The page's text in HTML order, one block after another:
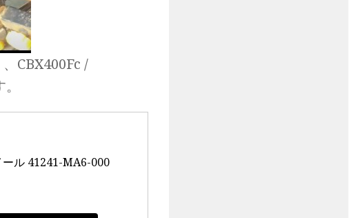
CBX400Fc /
ール 41241-MA6-000